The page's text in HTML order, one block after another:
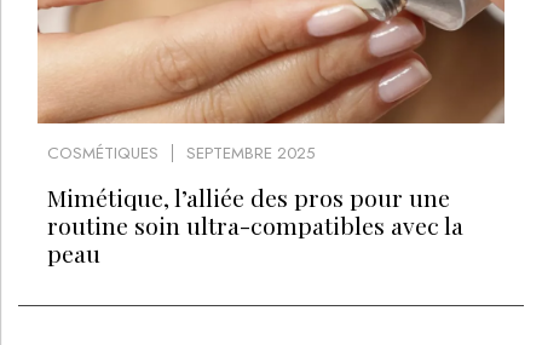
COSMÉTIQUES SEPTEMBRE 2025
Mimétique, l’alliée des pros pour une
routine soin ultra-compatibles avec la
peau